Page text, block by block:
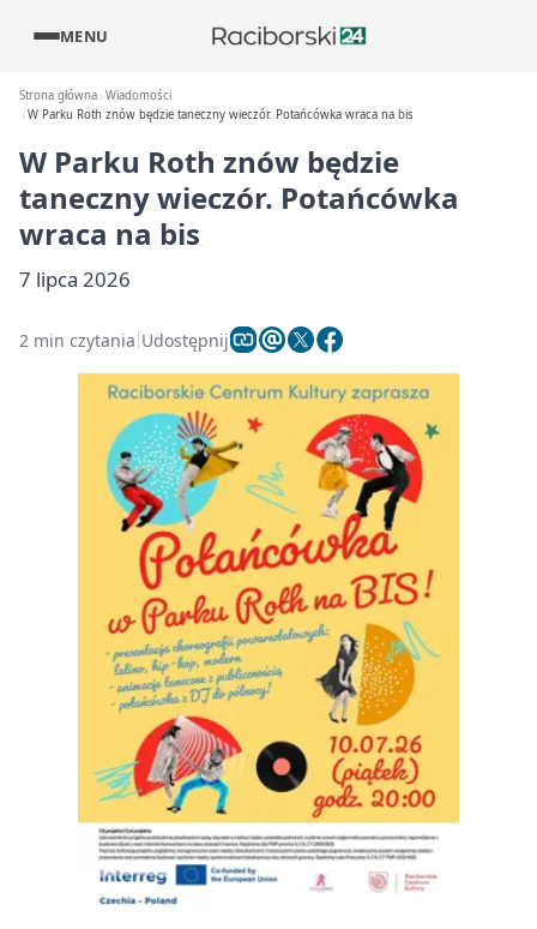
MENU
Strona główna Wiadomości
W Parku Roth znów będzie taneczny wieczór. Potańcówka wraca na bis
W Parku Roth znów będzie
taneczny wieczór. Potańcówka
wraca na bis
7 lipca 2026
2 min czytania Udostępnij